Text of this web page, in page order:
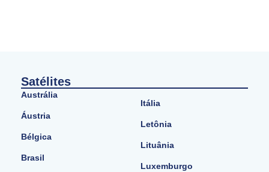
Satélites
Austrália
Áustria
Bélgica
Brasil
Itália
Letônia
Lituânia
Luxemburgo